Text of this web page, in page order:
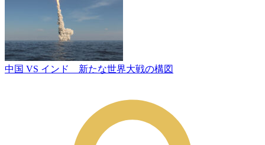
中国 VS インド 新たな世界大戦の構図